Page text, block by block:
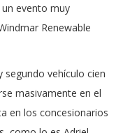
evento muy
Renewable
segundo vehículo cien
masivamente en el
en los concesionarios